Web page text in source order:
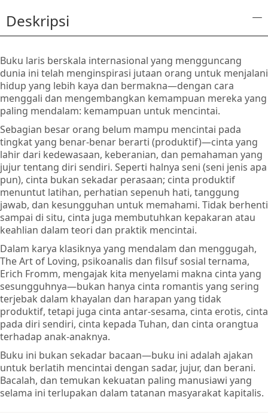
Deskripsi
Buku laris berskala internasional yang mengguncang
dunia ini telah menginspirasi jutaan orang untuk menjalani
hidup yang lebih kaya dan bermakna—dengan cara
menggali dan mengembangkan kemampuan mereka yang
paling mendalam: kemampuan untuk mencintai.
Sebagian besar orang belum mampu mencintai pada
tingkat yang benar-benar berarti (produktif)—cinta yang
lahir dari kedewasaan, keberanian, dan pemahaman yang
jujur tentang diri sendiri. Seperti halnya seni (seni jenis apa
pun), cinta bukan sekadar perasaan; cinta produktif
menuntut latihan, perhatian sepenuh hati, tanggung
jawab, dan kesungguhan untuk memahami. Tidak berhenti
sampai di situ, cinta juga membutuhkan kepakaran atau
keahlian dalam teori dan praktik mencintai.
Dalam karya klasiknya yang mendalam dan menggugah,
The Art of Loving, psikoanalis dan filsuf sosial ternama,
Erich Fromm, mengajak kita menyelami makna cinta yang
sesungguhnya—bukan hanya cinta romantis yang sering
terjebak dalam khayalan dan harapan yang tidak
produktif, tetapi juga cinta antar-sesama, cinta erotis, cinta
pada diri sendiri, cinta kepada Tuhan, dan cinta orangtua
terhadap anak-anaknya.
Buku ini bukan sekadar bacaan—buku ini adalah ajakan
untuk berlatih mencintai dengan sadar, jujur, dan berani.
Bacalah, dan temukan kekuatan paling manusiawi yang
selama ini terlupakan dalam tatanan masyarakat kapitalis.